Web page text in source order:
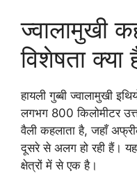
ज्वालामुखी
विशेषता क्या
हायली गुब्बी ज्वालामुखी
लगभग 800 किलोमीटर
वैली कहलाता है, जहाँ
दूसरे से अलग हो रही हैं।
क्षेत्रों में से एक है।